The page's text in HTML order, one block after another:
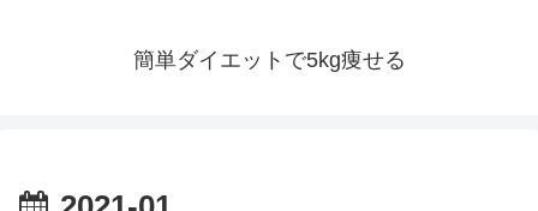
簡単ダイエットで5kg痩せる